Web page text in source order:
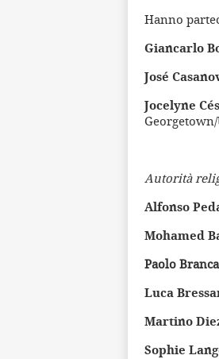
Hanno
Giancarlo
José
Jocelyne
Autorità
Alfonso
Mohamed
Paolo Branca
Luca
Martino
Sophie